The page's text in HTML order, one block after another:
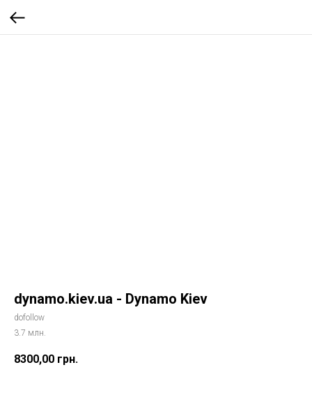
dynamo.kiev.ua - Dynamo Kiev
dofollow
3.7 млн.
8300,00 грн.